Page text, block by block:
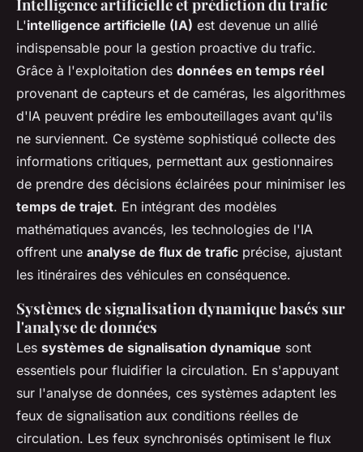
Intelligence artificielle et prédiction du trafic
L'intelligence artificielle (IA) est devenue un allié
indispensable pour la gestion proactive du trafic.
Grâce à l'exploitation des données en temps réel
provenant de capteurs et de caméras, les algorithmes
d'IA peuvent prédire les embouteillages avant qu'ils
ne surviennent. Ce système sophistiqué collecte des
informations critiques, permettant aux gestionnaires
de prendre des décisions éclairées pour minimiser les
temps de trajet. En intégrant des modèles
mathématiques avancés, les technologies de l'IA
offrent une analyse de flux de trafic précise, ajustant
les itinéraires des véhicules en conséquence.
Systèmes de signalisation dynamique basés sur
l'analyse de données
Les systèmes de signalisation dynamique sont
essentiels pour fluidifier la circulation. En s'appuyant
sur l'analyse de données, ces systèmes adaptent les
feux de signalisation aux conditions réelles de
circulation. Les feux synchronisés optimisent le flux